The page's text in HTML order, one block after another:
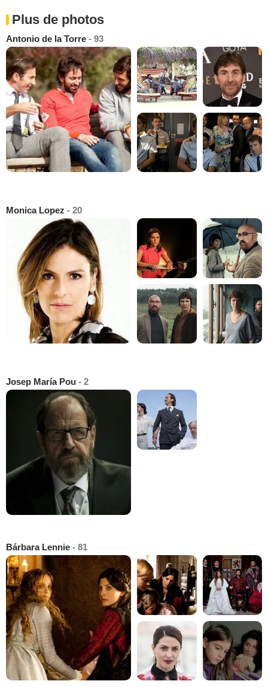
Plus de photos
Antonio de la Torre - 93
Monica Lopez - 20
Josep María Pou - 2
Bárbara Lennie - 81